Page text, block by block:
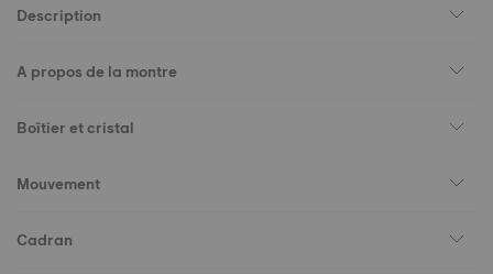
Description
A propos de la montre
Boîtier et cristal
Mouvement
Cadran